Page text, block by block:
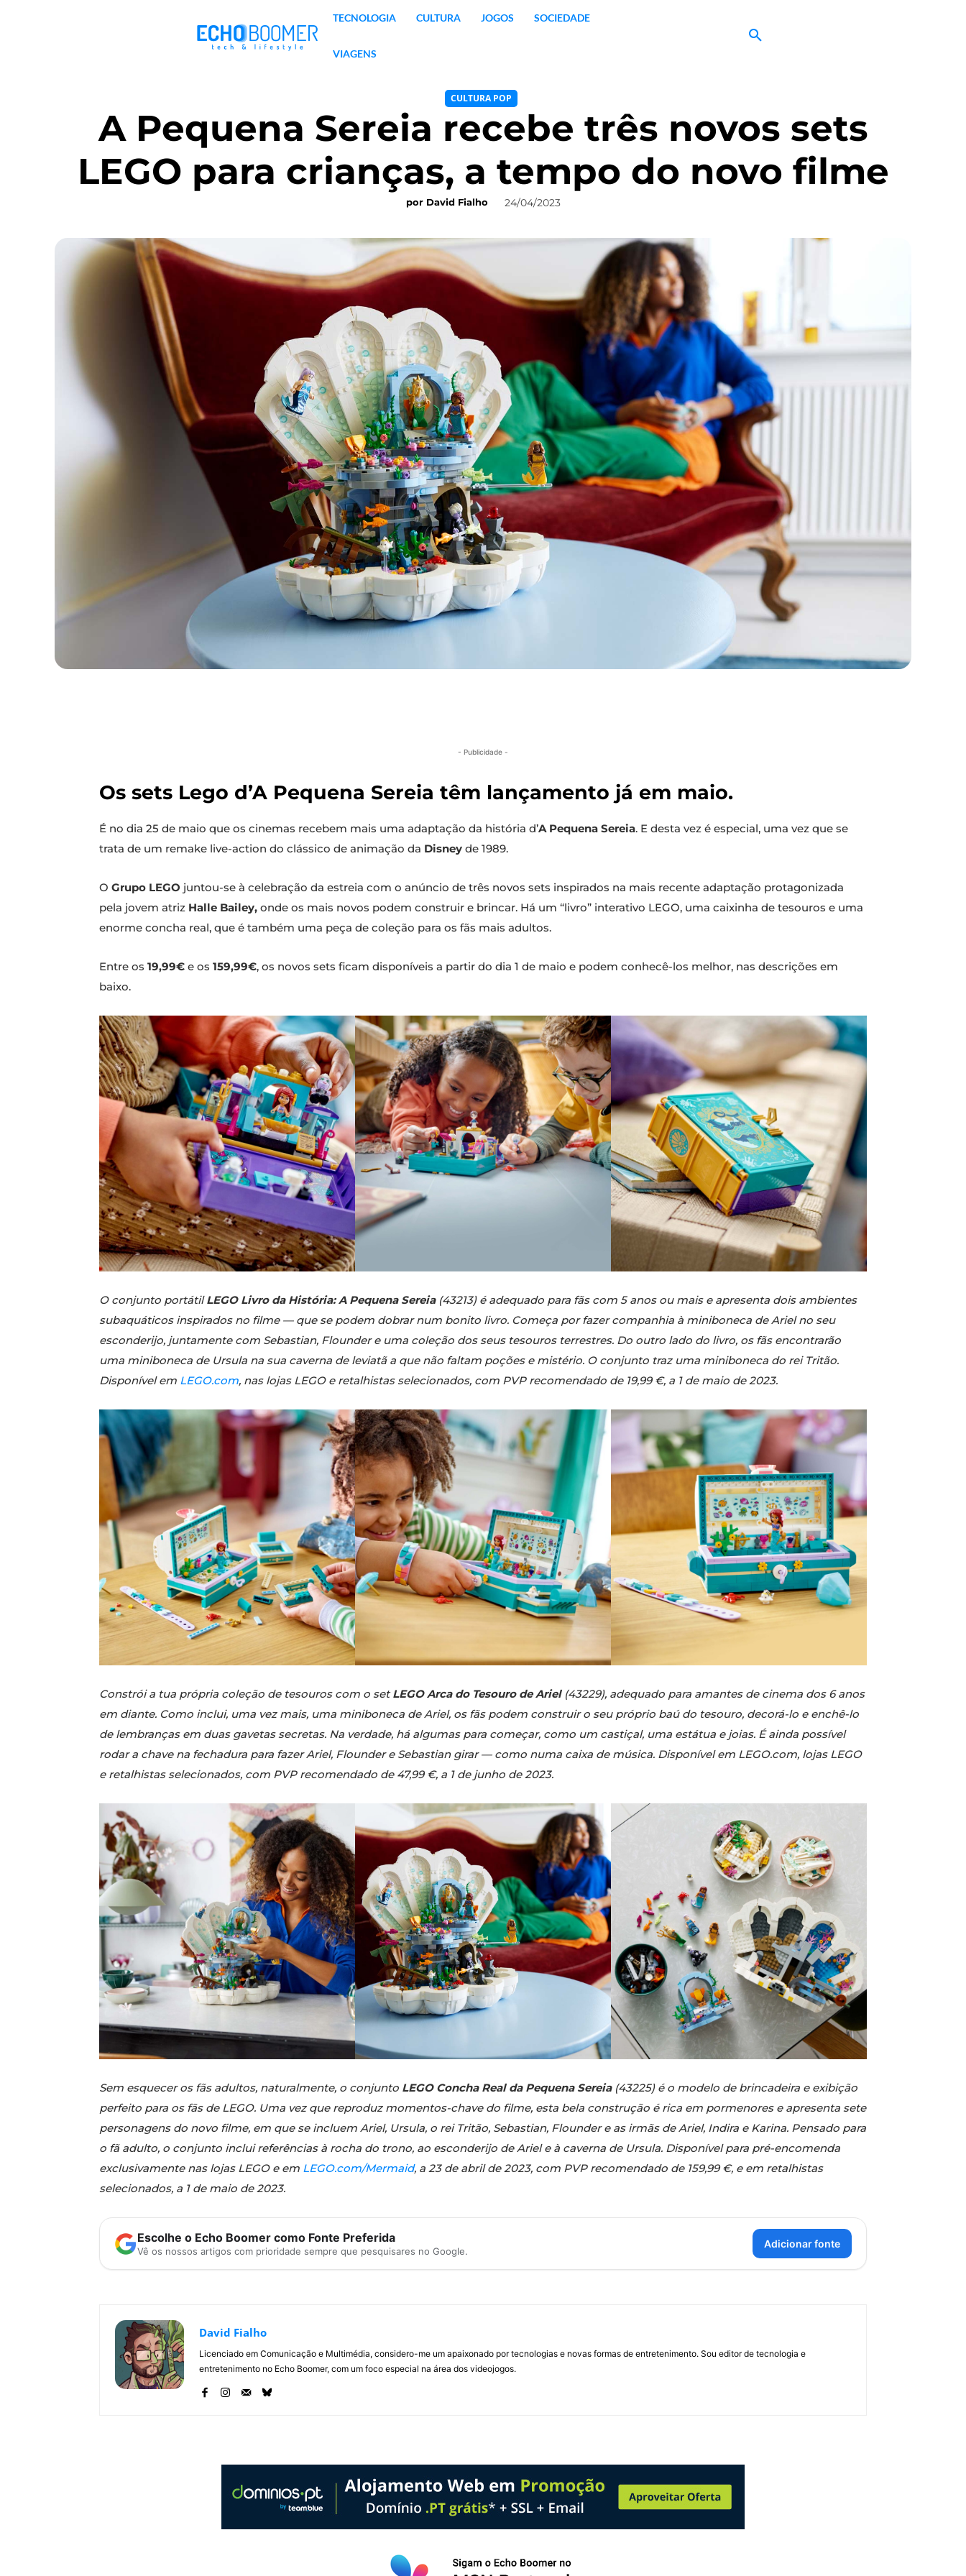
TECNOLOGIA CULTURA JOGOS SOCIEDADE
VIAGENS
CULTURA POP
A Pequena Sereia recebe três novos sets
LEGO para crianças, a tempo do novo filme
por David Fialho 24/04/2023
- Publicidade -
Os sets Lego d’A Pequena Sereia têm lançamento já em maio.
É no dia 25 de maio que os cinemas recebem mais uma adaptação da história d’A Pequena Sereia. E desta vez é especial, uma vez que se
trata de um remake live-action do clássico de animação da Disney de 1989.
O Grupo LEGO juntou-se à celebração da estreia com o anúncio de três novos sets inspirados na mais recente adaptação protagonizada
pela jovem atriz Halle Bailey, onde os mais novos podem construir e brincar. Há um “livro” interativo LEGO, uma caixinha de tesouros e uma
enorme concha real, que é também uma peça de coleção para os fãs mais adultos.
Entre os 19,99€ e os 159,99€, os novos sets ficam disponíveis a partir do dia 1 de maio e podem conhecê-los melhor, nas descrições em
baixo.
O conjunto portátilLEGO Livro da História: A Pequena Sereia(43213) é adequado para fãs com 5 anos ou mais e apresenta dois ambientes
subaquáticos inspirados no filme — que se podem dobrar num bonito livro. Começa por fazer companhia à miniboneca de Ariel no seu
esconderijo, juntamente com Sebastian, Flounder e uma coleção dos seus tesouros terrestres. Do outro lado do livro, os fãs encontrarão
uma miniboneca de Ursula na sua caverna de leviatã a que não faltam poções e mistério. O conjunto traz uma miniboneca do rei Tritão.
Disponível em LEGO.com, nas lojas LEGO e retalhistas selecionados, com PVP recomendado de 19,99 €, a 1 de maio de 2023.
Constrói a tua própria coleção de tesouros com o setLEGO Arca do Tesouro de Ariel(43229), adequado para amantes de cinema dos 6 anos
em diante. Como inclui, uma vez mais, uma miniboneca de Ariel, os fãs podem construir o seu próprio baú do tesouro, decorá-lo e enchê-lo
de lembranças em duas gavetas secretas. Na verdade, há algumas para começar, como um castiçal, uma estátua e joias. É ainda possível
rodar a chave na fechadura para fazer Ariel, Flounder e Sebastian girar — como numa caixa de música. Disponível em LEGO.com, lojas LEGO
e retalhistas selecionados, com PVP recomendado de 47,99 €, a 1 de junho de 2023.
Sem esquecer os fãs adultos, naturalmente, o conjunto LEGO Concha Real da Pequena Sereia (43225) é o modelo de brincadeira e exibição
perfeito para os fãs de LEGO. Uma vez que reproduz momentos-chave do filme, esta bela construção é rica em pormenores e apresenta sete
personagens do novo filme, em que se incluem Ariel, Ursula, o rei Tritão, Sebastian, Flounder e as irmãs de Ariel, Indira e Karina. Pensado para
o fã adulto, o conjunto inclui referências à rocha do trono, ao esconderijo de Ariel e à caverna de Ursula. Disponível para pré-encomenda
exclusivamente nas lojas LEGO e em LEGO.com/Mermaid, a 23 de abril de 2023, com PVP recomendado de 159,99 €, e em retalhistas
selecionados, a 1 de maio de 2023.
Escolhe o Echo Boomer como Fonte Preferida
Vê os nossos artigos com prioridade sempre que pesquisares no Google.
Adicionar fonte
David Fialho
Licenciado em Comunicação e Multimédia, considero-me um apaixonado por tecnologias e novas formas de entretenimento. Sou editor de tecnologia e
entretenimento no Echo Boomer, com um foco especial na área dos videojogos.